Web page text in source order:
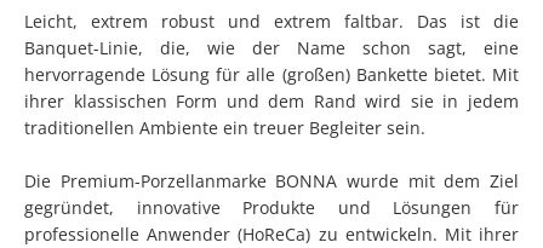
Leicht, extrem robust und extrem faltbar. Das ist die
Banquet-Linie, die, wie der Name schon sagt, eine
hervorragende Lösung für alle (großen) Bankette bietet. Mit
ihrer klassischen Form und dem Rand wird sie in jedem
traditionellen Ambiente ein treuer Begleiter sein.
Die Premium-Porzellanmarke BONNA wurde mit dem Ziel
gegründet, innovative Produkte und Lösungen für
professionelle Anwender (HoReCa) zu entwickeln. Mit ihrer